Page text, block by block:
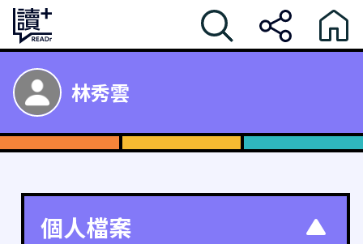
林秀雲
個人檔案